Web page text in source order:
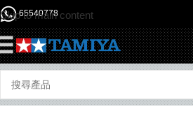
Skip to main content
65540778